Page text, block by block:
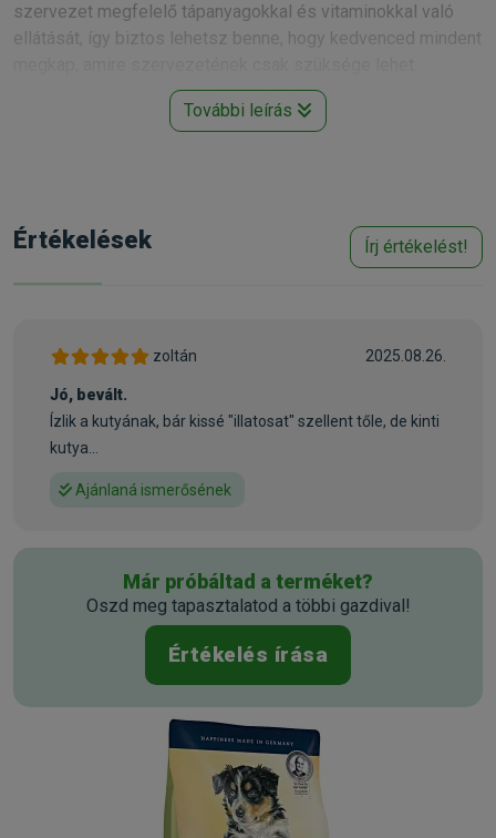
szervezet megfelelő tápanyagokkal és vitaminokkal való
ellátását, így biztos lehetsz benne, hogy kedvenced mindent
Szív alakú tápszemekkel a rágás és emésztés
megkönnyítése érdekében.
vállalkozásnál a német termelőktől származó
nyersanyagokra esküsznek, így eledeleik összetevőinél
nem merülhet fel kétes eredet. Termékeik kizárólag
Összetevők:
Bárányfehérje* (20%), rizsliszt (19%), tepertő, kukoricaliszt,
marhazsír, rizsfehérje, napraforgóolaj, májhidrolizátum,
almatörköly* (0,7%), repceolaj, kálium-klorid, élesztő*,
kagylóhús* (0,05%), yucca schidigera*, élesztő (kivonat),
máriatövis, articsóka, gyermekláncfű, gyömbér, nyírfalevél,
csalán, kamilla, koriander, rozmaring, zsálya, édesgyökér,
kakukkfű, (szárított gyógynövények összesen 0,16%).
Beltartalmi értékek:
Nyersfehérje 30,0%, nyerszsír 16,0%, nyersrost 2,5%,
nyershamu 8,5%, kalcium 1,50%, foszfor 1,10%, nátrium
0,50%, magnézium 0,08%, kálium 0,55%, omega-6 zsírsavak
3,1%, omega-3zsírsavak 0,3%
További leírás
Értékelések Írj értékelést!
Már próbáltad a terméket?
Oszd meg tapasztalatod a többi gazdival!
Értékelés írása
zoltán 2025.08.26.
Jó, bevált.
Ízlik a kutyának, bár kissé "illatosat" szellent tőle, de kinti
kutya...
Ajánlaná ismerősének